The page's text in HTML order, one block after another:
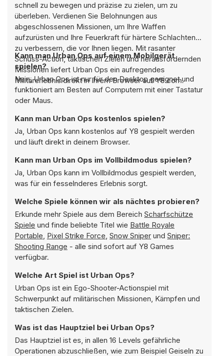
schnell zu bewegen und präzise zu zielen, um zu
überleben. Verdienen Sie Belohnungen aus
abgeschlossenen Missionen, um Ihre Waffen
aufzurüsten und Ihre Feuerkraft für härtere Schlachten
zu verbessern, die vor Ihnen liegen. Mit rasanter
Schuss-Action, taktischen Zielen und herausfordernden
Missionen liefert Urban Ops ein aufregendes
Militärerlebnis direkt in Ihrem Browser auf Y8.com.
Kann man Urban Ops auf einem Mobilgerät
spielen?
Nein, Urban Ops ist nur für den Desktop geeignet und
funktioniert am Besten auf Computern mit einer Tastatur
oder Maus.
Kann man Urban Ops kostenlos spielen?
Ja, Urban Ops kann kostenlos auf Y8 gespielt werden
und läuft direkt in deinem Browser.
Kann man Urban Ops im Vollbildmodus spielen?
Ja, Urban Ops kann im Vollbildmodus gespielt werden,
was für ein fesselnderes Erlebnis sorgt.
Welche Spiele können wir als nächtes probieren?
Erkunde mehr Spiele aus dem Bereich Scharfschütze
Spiele und finde beliebte Titel wie Battle Royale
Portable, Pixel Strike Force, Snow Sniper und Sniper:
Shooting Range - alle sind sofort auf Y8 Games
verfügbar.
Welche Art Spiel ist Urban Ops?
Urban Ops ist ein Ego-Shooter-Actionspiel mit
Schwerpunkt auf militärischen Missionen, Kämpfen und
taktischen Zielen.
Was ist das Hauptziel bei Urban Ops?
Das Hauptziel ist es, in allen 16 Levels gefährliche
Operationen abzuschließen, wie zum Beispiel Geiseln zu